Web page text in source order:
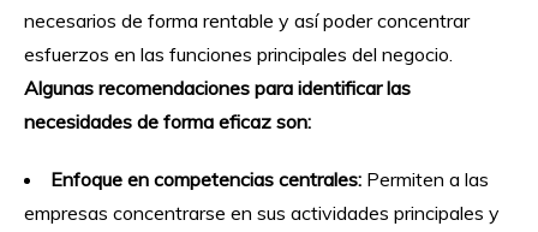
necesarios de forma rentable y así poder concentrar
esfuerzos en las funciones principales del negocio.
Algunas recomendaciones para identificar las
necesidades de forma eficaz son:
Enfoque en competencias centrales: Permiten a las
empresas concentrarse en sus actividades principales y